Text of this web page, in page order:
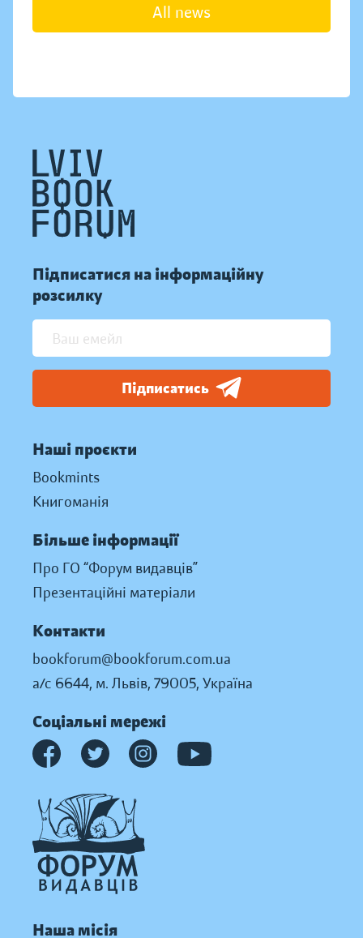
All news
Підписатися на інформаційну
розсилку
Підписатись
Наші проєкти
Bookmints
Книгоманія
Більше інформації
Про ГО “Форум видавців”
Презентаційні матеріали
Контакти
bookforum@bookforum.com.ua
а/с 6644, м. Львів, 79005, Україна
Соціальні мережі
Наша місія